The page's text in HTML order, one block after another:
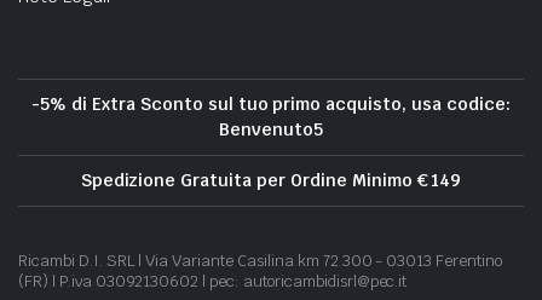
-5% di Extra Sconto sul tuo primo acquisto, usa codice:
Benvenuto5
Spedizione Gratuita per Ordine Minimo € 149
Ricambi D.I. SRL | Via Variante Casilina km 72.300 - 03013 Ferentino
(FR) | P.iva 03092130602 | pec: autoricambidisrl@pec.it